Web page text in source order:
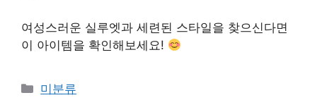
여성스러운 실루엣과 세련된 스타일을 찾으신다면
이 아이템을 확인해보세요!
Categories
미분류